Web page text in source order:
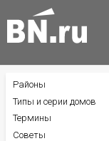
БОКОВОЕ
МЕНЮ
Районы
Типы и серии домов
Термины
Советы